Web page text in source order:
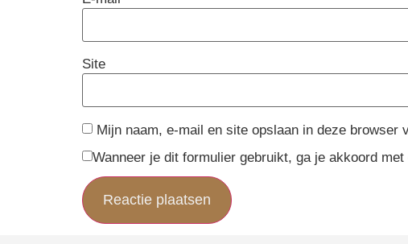
Site
Mijn naam, e-mail en site opslaan in deze browser
Wanneer je dit formulier gebruikt, ga je akkoord